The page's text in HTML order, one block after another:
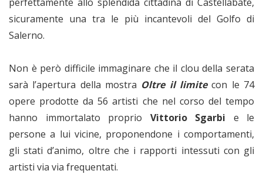
sicuramente una tra le più incantevoli del Golfo di
Salerno.
Non è però difficile immaginare che il clou della serata
sarà l’apertura della mostra Oltre il limitecon le 74
opere prodotte da 56 artisti che nel corso del tempo
hanno immortalato proprio Vittorio Sgarbi e le
persone a lui vicine, proponendone i comportamenti,
gli stati d’animo, oltre che i rapporti intessuti con gli
artisti via via frequentati.